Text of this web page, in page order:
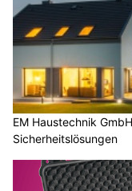
EM Haustechnik
Sicherheitslösungen